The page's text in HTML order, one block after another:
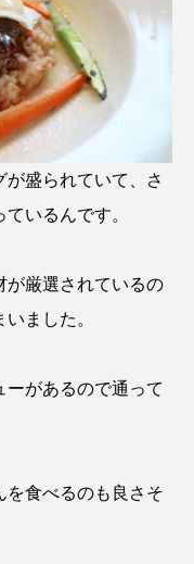
盛られていて、さ
いるんです。
が厳選されているの
ました。
があるので通って
を食べるのも良さそ